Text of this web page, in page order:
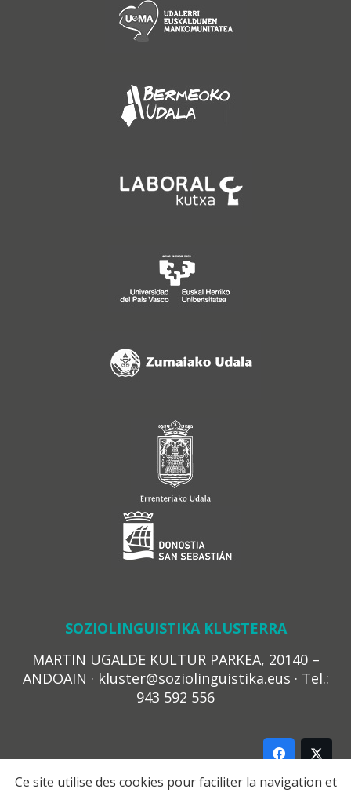
SOZIOLINGUISTIKA KLUSTERRA
MARTIN UGALDE KULTUR PARKEA, 20140 –
ANDOAIN · kluster@soziolinguistika.eus · Tel.:
943 592 556
Ce site utilise des cookies pour faciliter la navigation et